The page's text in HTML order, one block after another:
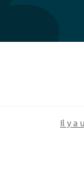
Il y a